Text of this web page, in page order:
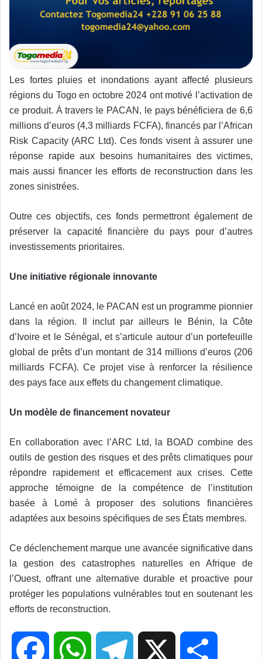
Les fortes pluies et inondations ayant affecté plusieurs
régions du Togo en octobre 2024 ont motivé l’activation de
ce produit. À travers le PACAN, le pays bénéficiera de 6,6
millions d’euros (4,3 milliards FCFA), financés par l’African
Risk Capacity (ARC Ltd). Ces fonds visent à assurer une
réponse rapide aux besoins humanitaires des victimes,
mais aussi financer les efforts de reconstruction dans les
zones sinistrées.
Outre ces objectifs, ces fonds permettront également de
préserver la capacité financière du pays pour d’autres
investissements prioritaires.
Une initiative régionale innovante
Lancé en août 2024, le PACAN est un programme pionnier
dans la région. Il inclut par ailleurs le Bénin, la Côte
d’Ivoire et le Sénégal, et s’articule autour d’un portefeuille
global de prêts d’un montant de 314 millions d’euros (206
milliards FCFA). Ce projet vise à renforcer la résilience
des pays face aux effets du changement climatique.
Un modèle de financement novateur
En collaboration avec l’ARC Ltd, la BOAD combine des
outils de gestion des risques et des prêts climatiques pour
répondre rapidement et efficacement aux crises. Cette
approche témoigne de la compétence de l’institution
basée à Lomé à proposer des solutions financières
adaptées aux besoins spécifiques de ses États membres.
Ce déclenchement marque une avancée significative dans
la gestion des catastrophes naturelles en Afrique de
l’Ouest, offrant une alternative durable et proactive pour
protéger les populations vulnérables tout en soutenant les
efforts de reconstruction.